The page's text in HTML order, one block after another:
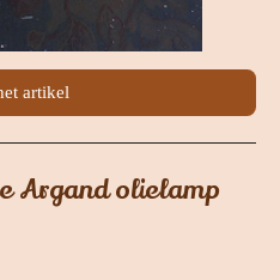
artikel
Argand olielamp